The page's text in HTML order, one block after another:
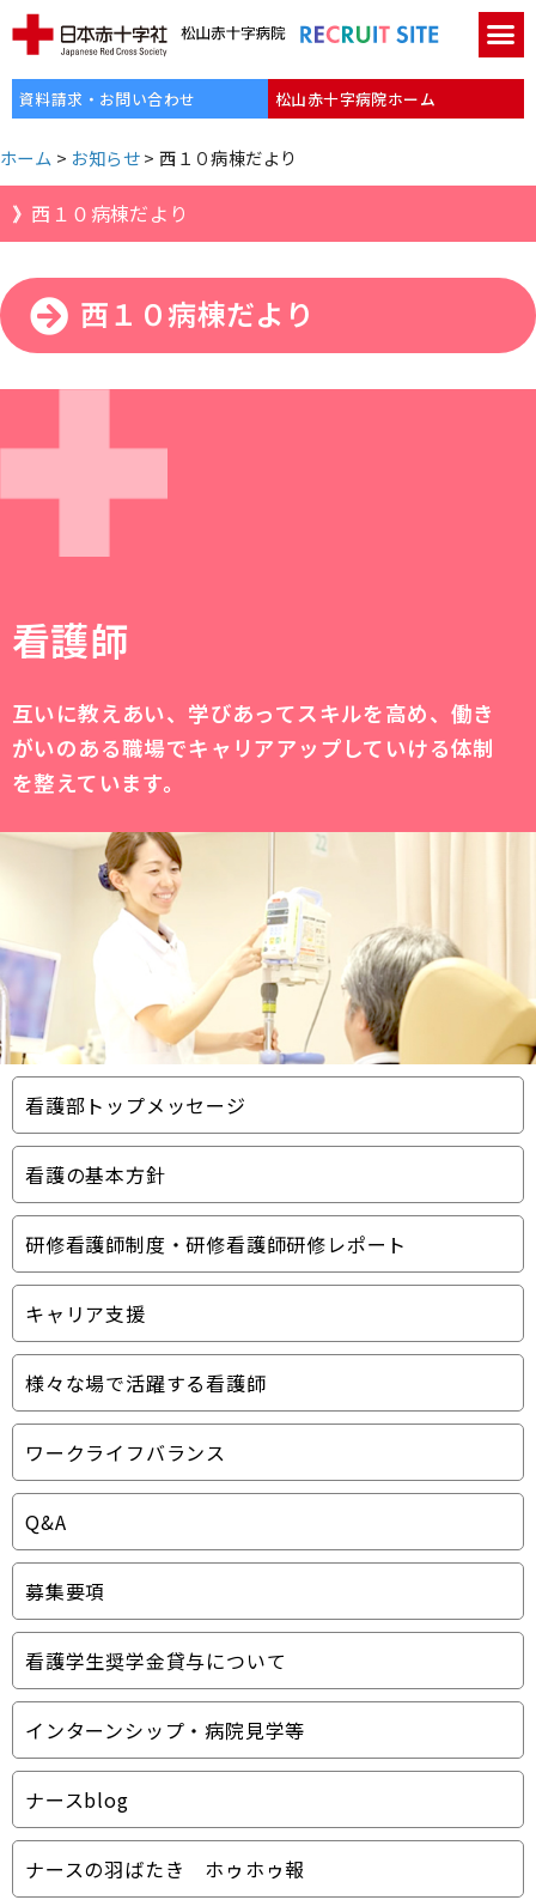
資料請求・お問い合わせ 松山赤十字病院ホーム
ホーム > お知らせ>西１０病棟だより
西１０病棟だより
西１０病棟だより
看護師
互いに教えあい、学びあってスキルを高め、働き
がいのある職場でキャリアアップしていける体制
を整えています。
看護部トップメッセージ
看護の基本方針
研修看護師制度・研修看護師研修レポート
キャリア支援
様々な場で活躍する看護師
ワークライフバランス
Q&A
募集要項
看護学生奨学金貸与について
インターンシップ・病院見学等
ナースblog
ナースの羽ばたき ホゥホゥ報